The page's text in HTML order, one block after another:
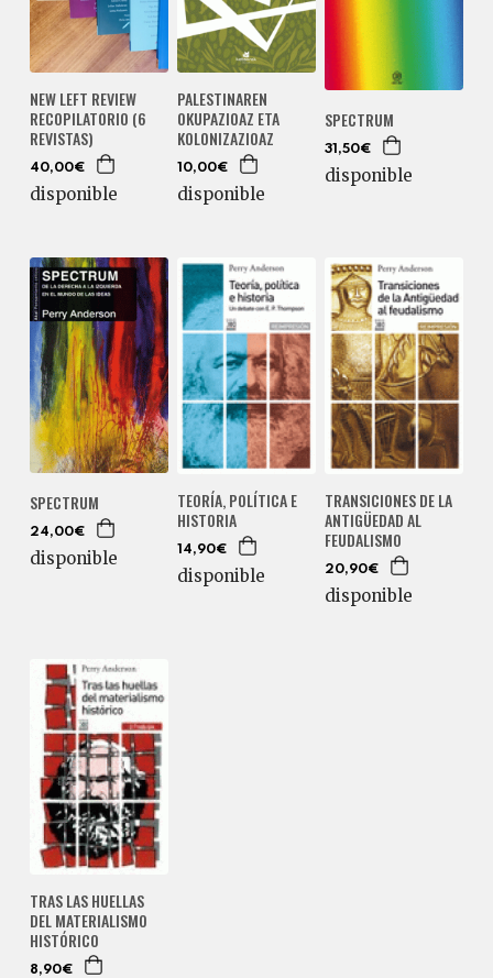
NEW LEFT REVIEW
RECOPILATORIO (6
REVISTAS)
40,00€
disponible
PALESTINAREN
OKUPAZIOAZ ETA
KOLONIZAZIOAZ
10,00€
disponible
SPECTRUM
31,50€
disponible
SPECTRUM
24,00€
disponible
TEORÍA, POLÍTICA E
HISTORIA
14,90€
disponible
TRANSICIONES DE LA
ANTIGÜEDAD AL
FEUDALISMO
20,90€
disponible
TRAS LAS HUELLAS
DEL MATERIALISMO
HISTÓRICO
8,90€